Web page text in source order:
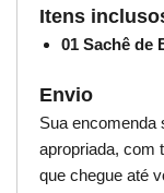
Itens
01 Sachê de
Envio
Sua encomenda
apropriada, com
que chegue até